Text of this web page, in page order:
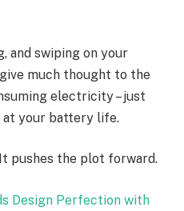
and swiping on your
much thought to the
electricity – just
at your battery life.
pushes the plot forward.
Design Perfection with